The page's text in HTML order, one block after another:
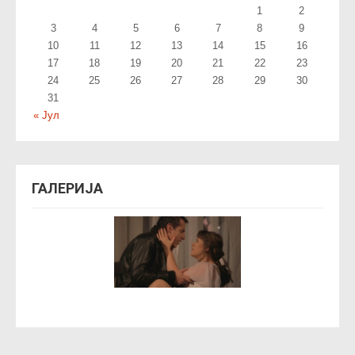
« Јул
1
2
3
4 5 6 7 8
9
10
11 12 13 14 15
16
17
18 19 20 21 22
23
24
25 26 27 28 29
30
31
ГАЛЕРИЈА